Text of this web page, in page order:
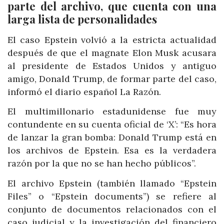
parte del archivo, que cuenta con una
larga lista de personalidades
El caso Epstein volvió a la estricta actualidad
después de que el magnate Elon Musk acusara
al presidente de Estados Unidos y antiguo
amigo, Donald Trump, de formar parte del caso,
informó el diario español La Razón.
El multimillonario estadunidense fue muy
contundente en su cuenta oficial de ‘X’: “Es hora
de lanzar la gran bomba: Donald Trump está en
los archivos de Epstein. Esa es la verdadera
razón por la que no se han hecho públicos”.
El archivo Epstein (también llamado “Epstein
Files” o “Epstein documents”) se refiere al
conjunto de documentos relacionados con el